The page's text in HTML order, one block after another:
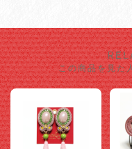
この商品を見た